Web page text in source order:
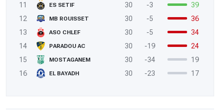
11
ES SETIF 30 -3
39
12
MB ROUISSET 30 -5
36
13
ASO CHLEF 30 -5
34
14
PARADOU AC 30 -19
24
15
MOSTAGANEM 30 -34
19
16
EL BAYADH 30 -23 17